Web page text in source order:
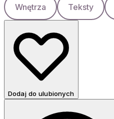
Wnętrza Teksty
Dodaj do ulubionych